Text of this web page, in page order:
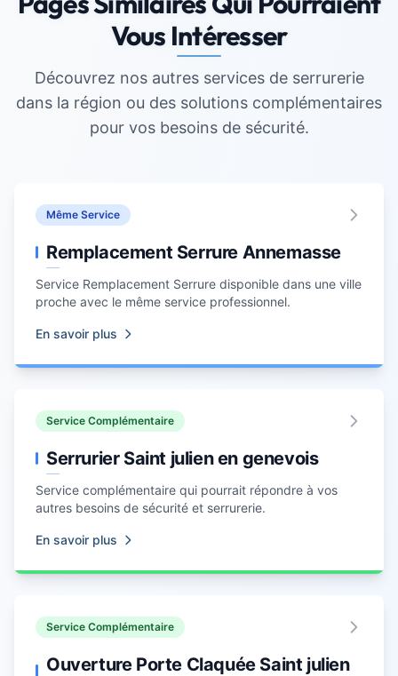
Vous Intéresser
Découvrez nos autres services de serrurerie
dans la région ou des solutions complémentaires
pour vos besoins de sécurité.
Même Service
Remplacement Serrure Annemasse
Service Remplacement Serrure disponible dans une ville
proche avec le même service professionnel.
En savoir plus
Service Complémentaire
Serrurier Saint julien en genevois
Service complémentaire qui pourrait répondre à vos
autres besoins de sécurité et serrurerie.
En savoir plus
Service Complémentaire
Ouverture Porte Claquée Saint julien